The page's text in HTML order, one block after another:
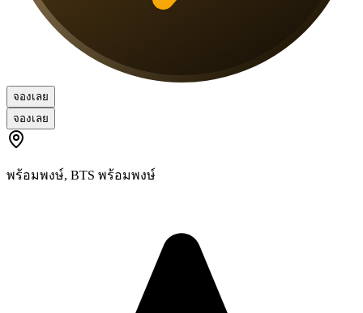
จองเลย
จองเลย
พร้อมพงษ์, BTS พร้อมพงษ์